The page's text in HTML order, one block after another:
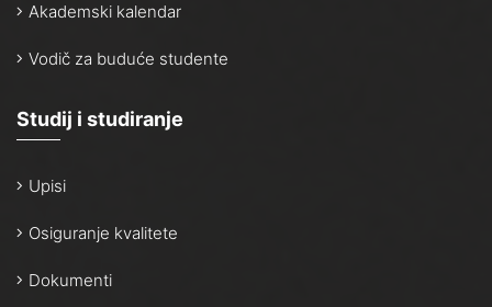
Akademski kalendar
Vodič za buduće studente
Studij i studiranje
Upisi
Osiguranje kvalitete
Dokumenti